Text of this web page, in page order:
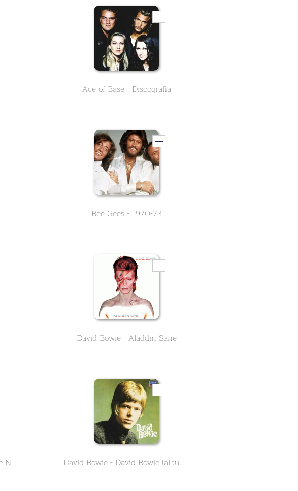
Ace of Base - Discografia
Bee Gees - 1970-73
David Bowie - Aladdin Sane
David Bowie - Black Tie White Noise David Bowie - David Bowie (album 1967)